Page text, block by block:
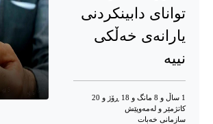
توانای دابینكردنی
یارانەی خەڵکی
نییە
1 ساڵ و 8 مانگ و 18 ڕۆژ و 20
کاتژمێر و له‌مه‌وپێش‌
سازمانی خەبات